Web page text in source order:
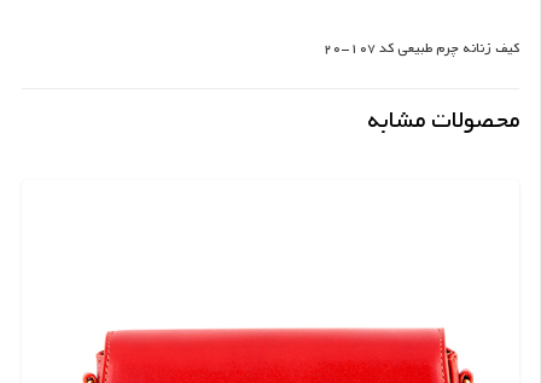
کیف زنانه چرم طبیعی کد 107-20
محصولات مشابه